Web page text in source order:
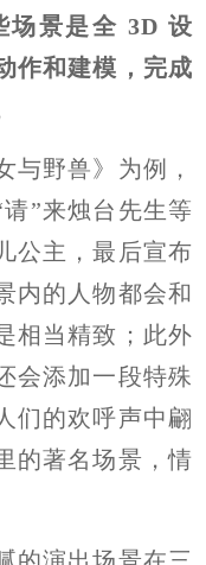
场景是全 3D 设
作和建模，完成
与野兽》为例，
”来烛台先生等
公主，最后宣布
内的人物都会和
相当精致；此外
会添加一段特殊
们的欢呼声中翩
的著名场景，情